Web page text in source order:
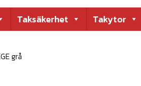
u
c
t
Taksäkerhet Takytor
grå